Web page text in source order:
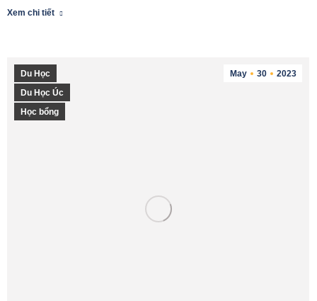
Xem chi tiết
May 30 2023
Du Học
Du Học Úc
Học bổng